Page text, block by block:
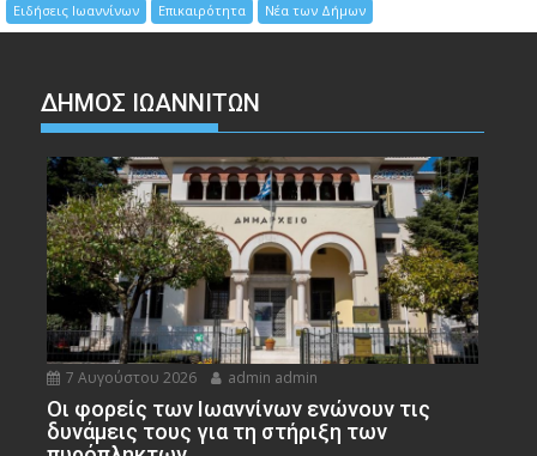
Ειδήσεις Ιωαννίνων Επικαιρότητα Νέα των Δήμων
ΔΗΜΟΣ ΙΩΑΝΝΙΤΩΝ
7 Αυγούστου 2026 admin admin
Οι φορείς των Ιωαννίνων ενώνουν τις
δυνάμεις τους για τη στήριξη των